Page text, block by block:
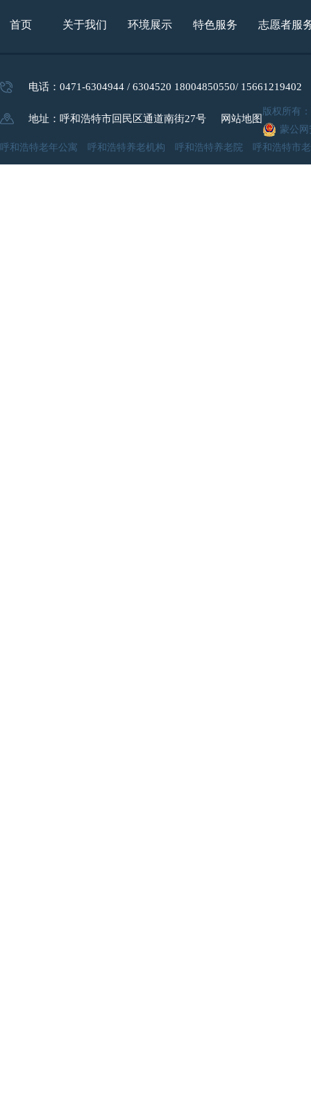
首页 关于我们 环境展示 特色服务 志愿者服
电话：0471-6304944 / 6304520 18004850550/ 15661219402
地址：呼和浩特市回民区通道南街27号 网站地图
版权所有
蒙公网
呼和浩特老年公寓 呼和浩特养老机构 呼和浩特养老院 呼和浩特市